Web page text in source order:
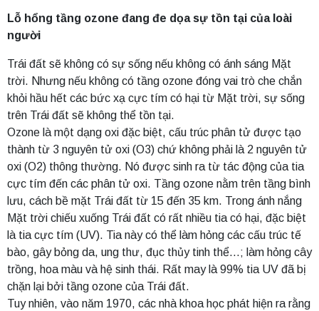
Lỗ hổng tầng ozone đang đe dọa sự tồn tại của loài
người
Trái đất sẽ không có sự sống nếu không có ánh sáng Mặt
trời. Nhưng nếu không có tầng ozone đóng vai trò che chắn
khỏi hầu hết các bức xạ cực tím có hại từ Mặt trời, sự sống
trên Trái đất sẽ không thể tồn tại.
Ozone là một dạng oxi đặc biệt, cấu trúc phân tử được tạo
thành từ 3 nguyên tử oxi (O3) chứ không phải là 2 nguyên tử
oxi (O2) thông thường. Nó được sinh ra từ tác động của tia
cực tím đến các phân tử oxi. Tầng ozone nằm trên tầng bình
lưu, cách bề mặt Trái đất từ 15 đến 35 km. Trong ánh nắng
Mặt trời chiếu xuống Trái đất có rất nhiều tia có hại, đặc biệt
là tia cực tím (UV). Tia này có thể làm hỏng các cấu trúc tế
bào, gây bỏng da, ung thư, đục thủy tinh thể…; làm hỏng cây
trồng, hoa màu và hệ sinh thái. Rất may là 99% tia UV đã bị
chặn lại bởi tầng ozone của Trái đất.
Tuy nhiên, vào năm 1970, các nhà khoa học phát hiện ra rằng